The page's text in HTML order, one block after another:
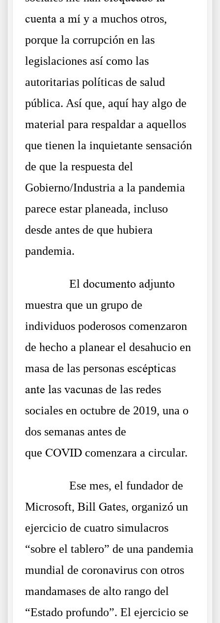
cuenta a mí y a muchos otros,
porque la corrupción en las
legislaciones así como las
autoritarias políticas de salud
pública. Así que, aquí hay algo de
material para respaldar a aquellos
que tienen la inquietante sensación
de que la respuesta del
Gobierno/Industria a la pandemia
parece estar planeada, incluso
desde antes de que hubiera
pandemia.
El documento adjunto
muestra que un grupo de
individuos poderosos comenzaron
de hecho a planear el desahucio en
masa de las personas escépticas
ante las vacunas de las redes
sociales en octubre de 2019, una o
dos semanas antes de
que COVID comenzara a circular.
Ese mes, el fundador de
Microsoft, Bill Gates, organizó un
ejercicio de cuatro simulacros
“sobre el tablero” de una pandemia
mundial de coronavirus con otros
mandamases de alto rango del
“Estado profundo”. El ejercicio se